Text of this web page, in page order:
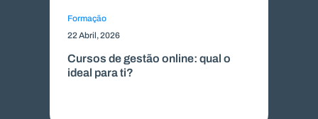
Formação
22 Abril, 2026
Cursos de gestão online: qual o
ideal para ti?